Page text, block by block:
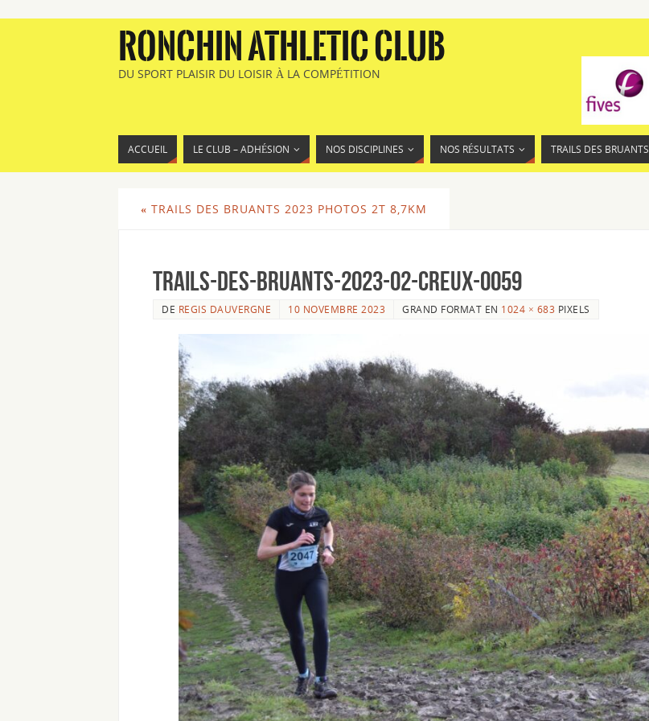
RONCHIN ATHLETIC CLUB
DU SPORT PLAISIR DU LOISIR À LA COMPÉTITION
ACCUEIL LE CLUB – ADHÉSION NOS DISCIPLINES NOS RÉSULTATS TRAILS DES BRUANTS
« TRAILS DES BRUANTS 2023 PHOTOS 2T 8,7KM
Trails-des-Bruants-2023-02-Creux-0059
DE REGIS DAUVERGNE 10 NOVEMBRE 2023 GRAND FORMAT EN 1024 × 683 PIXELS